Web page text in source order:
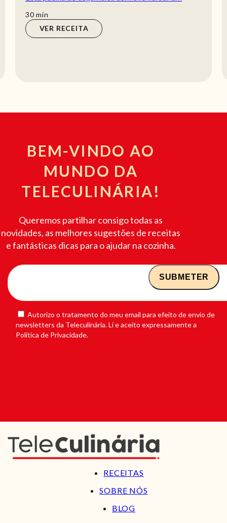
30min
min
VER RECEITA
BEM-VINDO AO
MUNDO DA
TELECULINÁRIA!
Queremos partilhar consigo todas as
novidades, as melhores sugestões de receitas
e fantásticas dicas para o ajudar na cozinha.
Autorizo o tratamento do meu email para efeito de envio de
newsletters da Teleculinária. Li e aceito expressamente a
Política de Privacidade.
RECEITAS
SOBRE NÓS
BLOG